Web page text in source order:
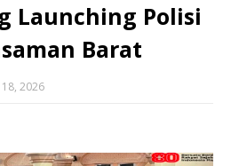
Launching Polisi
Barat
2026